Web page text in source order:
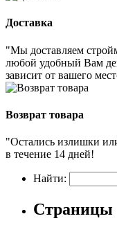
Доставка
"Мы доставляем
любой удобный Вам
зависит от вашего
Возврат товара
"Остались излишки
в течение 14 дней!
Найти:
Страницы